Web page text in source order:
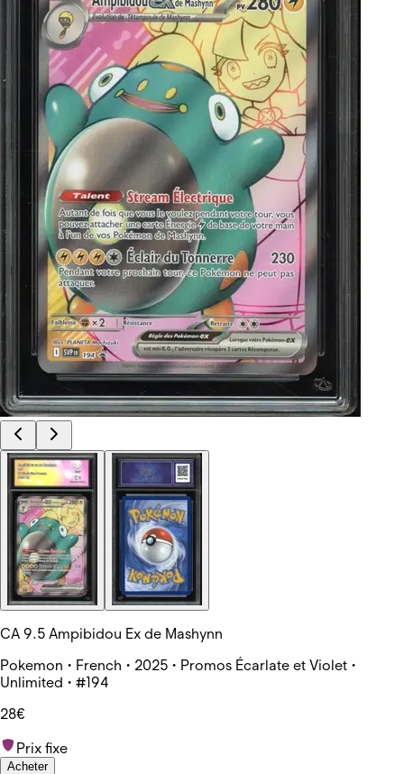
CA 9.5 Ampibidou Ex de Mashynn
Pokemon • French • 2025 • Promos Écarlate et Violet •
Unlimited • #194
28€
Prix fixe
Acheter